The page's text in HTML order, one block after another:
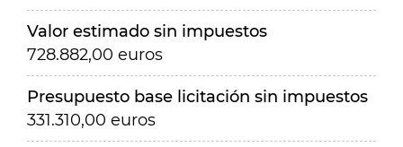
Valor estimado sin impuestos
728.882,00 euros
Presupuesto base licitación sin impuestos
331.310,00 euros